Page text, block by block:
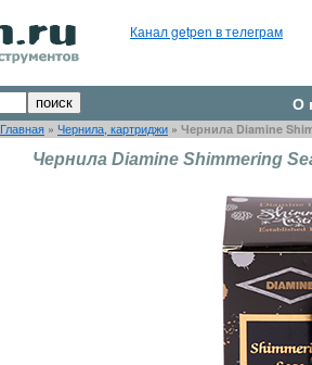
Канал getpen в телеграм
О
Главная » Чернила, картриджи » Чернила Diamine
Чернила Diamine Shimmering